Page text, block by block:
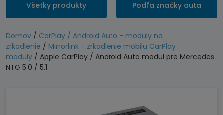
Všetky produkty Podľa značky auta
Domov / CarPlay / Android Auto - moduly na
zrkadlenie / Mirrorlink - zrkadlenie mobilu CarPlay
moduly / Apple CarPlay / Android Auto modul pre Mercedes
NTG 5.0 / 5.1